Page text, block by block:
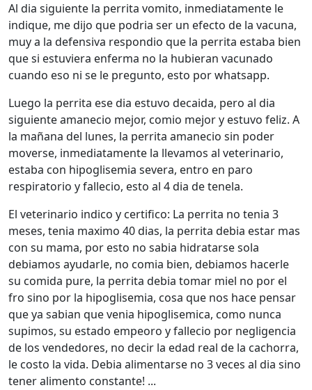
Al dia siguiente la perrita vomito, inmediatamente le
indique, me dijo que podria ser un efecto de la vacuna,
muy a la defensiva respondio que la perrita estaba bien
que si estuviera enferma no la hubieran vacunado
cuando eso ni se le pregunto, esto por whatsapp.
Luego la perrita ese dia estuvo decaida, pero al dia
siguiente amanecio mejor, comio mejor y estuvo feliz. A
la mañana del lunes, la perrita amanecio sin poder
moverse, inmediatamente la llevamos al veterinario,
estaba con hipoglisemia severa, entro en paro
respiratorio y fallecio, esto al 4 dia de tenela.
El veterinario indico y certifico: La perrita no tenia 3
meses, tenia maximo 40 dias, la perrita debia estar mas
con su mama, por esto no sabia hidratarse sola
debiamos ayudarle, no comia bien, debiamos hacerle
su comida pure, la perrita debia tomar miel no por el
fro sino por la hipoglisemia, cosa que nos hace pensar
que ya sabian que venia hipoglisemica, como nunca
supimos, su estado empeoro y fallecio por negligencia
de los vendedores, no decir la edad real de la cachorra,
le costo la vida. Debia alimentarse no 3 veces al dia sino
tener alimento constante! ...